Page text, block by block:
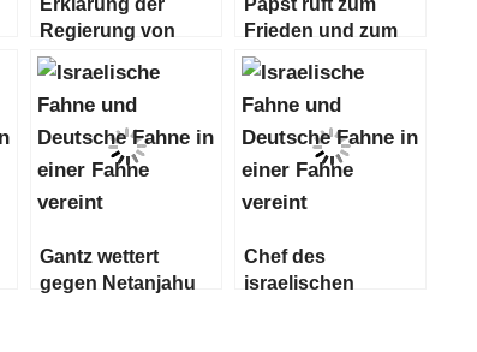
Regierung von
Israel
Frieden und zum
Ende des
„Terrorismus“ auf
Gantz wettert
gegen Netanjahu
Chef des
israelischen